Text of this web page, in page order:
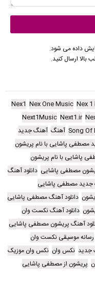
داده می شود.
بالا ارسال کنید.
Nex
Nex One Music
Nex1
Next1.ir
Next1Music
Song Of آهنگ آهنگ جدید
مصطفی پاشایی با نام پریشون
پاشایی با نام پریشون
مصطفی پاشایی دانلود آهنگ
جدید مصطفی پاشایی
دانلود آهنگ مصطفی پاشایی
دانلود آهنگ نکست وان
آهنگ پریشون مصطفی پاشایی
رسانه موسیقی نکست وان
جدید نکس وان نکس وان موزیک
پریشون از مصطفی پاشایی